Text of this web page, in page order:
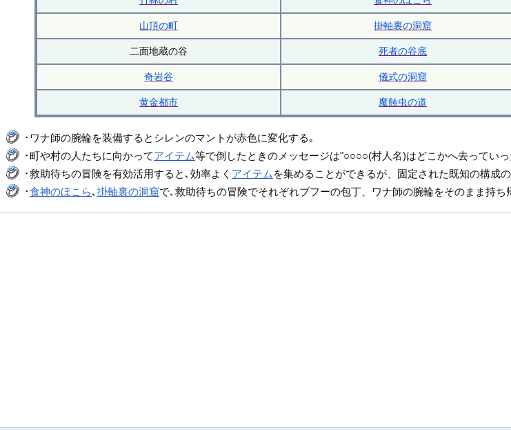
山頂の町 掛軸裏の洞窟
二面地蔵の谷 死者の谷底
奇岩谷 儀式の洞窟
黄金都市 魔蝕虫の道
･ワナ師の腕輪を装備するとシレンのマントが赤色に変化する｡
･町や村の人たちに向かってアイテム等で倒したときのメッセージは"○○○○(村人名)はどこかへ去ってい
･救助待ちの冒険を有効活用すると､効率よく アイテム を集めることができるが、固定された既知の構成の
･食神のほこら､掛軸裏の洞窟で､救助待ちの冒険でそれぞれブフーの包丁、ワナ師の腕輪をそのまま持